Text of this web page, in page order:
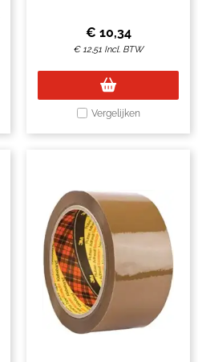
€ 10,34
€12,51 Incl. BTW
Vergelijken